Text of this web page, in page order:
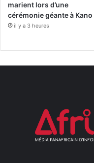
marient lors d’une
cérémonie géante à Kano
il y a 3 heures